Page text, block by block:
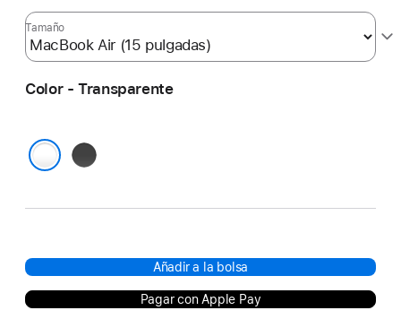
Tamaño
Color - Transparente
Gris
Añadir a la bolsa
Pagar con Apple Pay